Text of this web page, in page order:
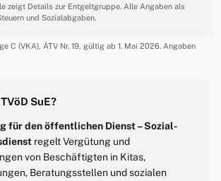
zeigt Details zur Entgeltgruppe. Alle Angaben als
und Sozialabgaben.
C (VKA), ÄTV Nr. 19, gültig ab 1. Mai 2026. Angaben
SuE?
für den öffentlichen Dienst – Sozial-
regelt Vergütung und
von Beschäftigten in Kitas,
Beratungsstellen und sozialen